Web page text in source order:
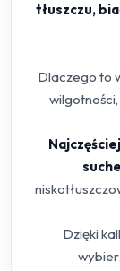
tłuszczu,
Dlaczego to
Dzięki